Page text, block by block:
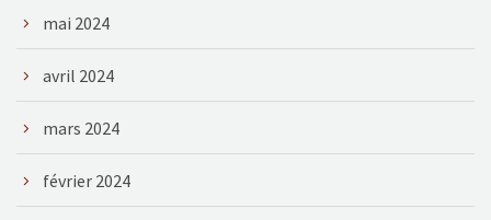
mai 2024
avril 2024
mars 2024
février 2024